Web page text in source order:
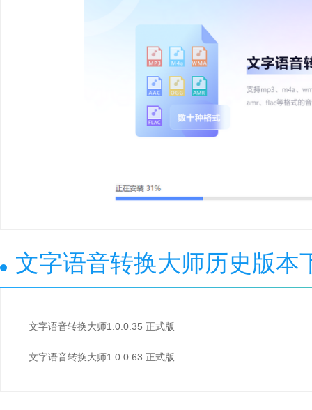
文字语音转换大师历史版本
文字语音转换大师1.0.0.35 正式版
文字语音转换大师1.0.0.63 正式版